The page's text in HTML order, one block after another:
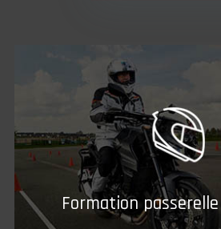
Formation passerelle